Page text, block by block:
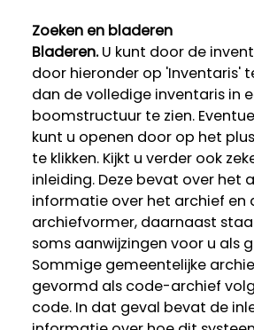
Zoeken en bladeren
Bladeren.U kunt door de
door hieronder op 'Inventaris'
dan de volledige inventaris in
boomstructuur te zien.
kunt u openen door op het
te klikken. Kijkt u verder ook
inleiding. Deze bevat over het
informatie over het archief en
archiefvormer, daarnaast
soms aanwijzingen voor u als
Sommige gemeentelijke
gevormd als code-archief
code. In dat geval bevat de